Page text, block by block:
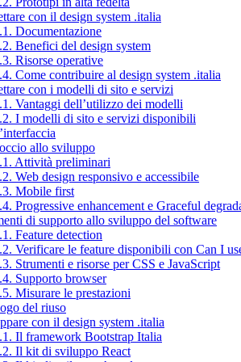
con il design system .italia
Documentazione
Benefici del design system
Risorse operative
Come contribuire al design system .italia
con i modelli di sito e servizi
Vantaggi dell’utilizzo dei modelli
I modelli di sito e servizi disponibili
allo sviluppo
Attività preliminari
Web design responsivo e accessibile
Mobile first
Progressive enhancement e Graceful
di supporto allo sviluppo del software
Feature detection
Verificare le feature disponibili con Can I
Strumenti e risorse per CSS e JavaScript
Supporto browser
Misurare le prestazioni
del riuso
con il design system .italia
Il framework Bootstrap Italia
Il kit di sviluppo React